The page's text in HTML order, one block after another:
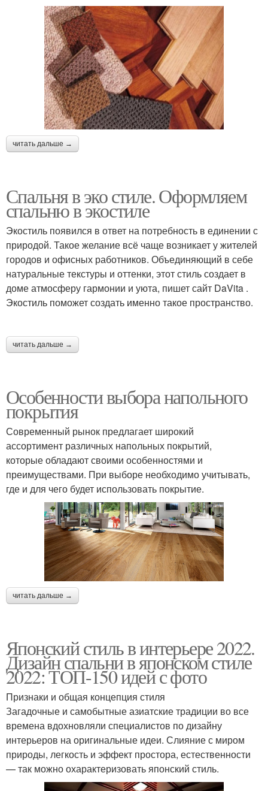
читать дальше →
Спальня в эко стиле. Оформляем
спальню в экостиле
Экостиль появился в ответ на потребность в единении с
природой. Такое желание всё чаще возникает у жителей
городов и офисных работников. Объединяющий в себе
натуральные текстуры и оттенки, этот стиль создает в
доме атмосферу гармонии и уюта, пишет сайт DaVita .
Экостиль поможет создать именно такое пространство.
читать дальше →
Особенности выбора напольного
покрытия
Современный рынок предлагает широкий
ассортимент различных напольных покрытий,
которые обладают своими особенностями и
преимуществами. При выборе необходимо учитывать,
где и для чего будет использовать покрытие.
читать дальше →
Японский стиль в интерьере 2022.
Дизайн спальни в японском стиле
2022: ТОП-150 идей с фото
Признаки и общая концепция стиля
Загадочные и самобытные азиатские традиции во все
времена вдохновляли специалистов по дизайну
интерьеров на оригинальные идеи. Слияние с миром
природы, легкость и эффект простора, естественности
— так можно охарактеризовать японский стиль.